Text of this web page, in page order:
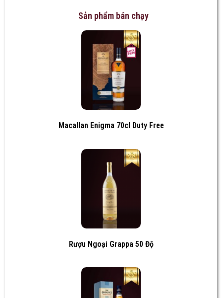
Sản phẩm bán chạy
Macallan Enigma 70cl Duty Free
Rượu Ngoại Grappa 50 Độ